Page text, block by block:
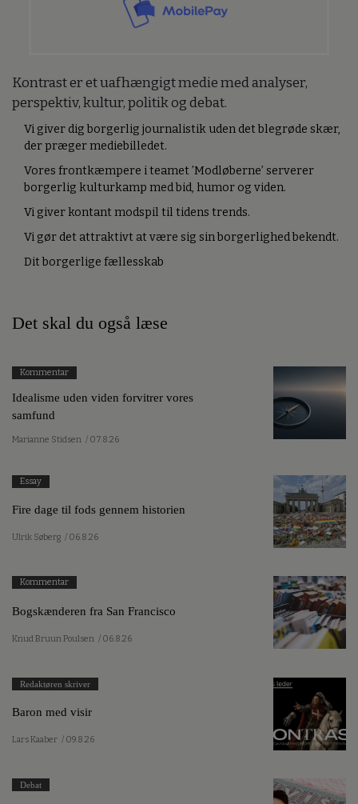
Kontrast er et uafhængigt medie med analyser,
perspektiv, kultur, politik og debat.
Vi giver dig borgerlig journalistik uden det blegrøde skær,
der præger mediebilledet.
Vores frontkæmpere i teamet ’Modløberne’ serverer
borgerlig kulturkamp med bid, humor og viden.
Vi giver kontant modspil til tidens trends.
Vi gør det attraktivt at være sig sin borgerlighed bekendt.
Dit borgerlige fællesskab
Det skal du også læse
Kommentar
Idealisme uden viden forvitrer vores
samfund
Marianne Stidsen / 07.8.26
Essay
Fire dage til fods gennem historien
Ulrik Søberg / 06.8.26
Kommentar
Bogskænderen fra San Francisco
Knud Bruun Poulsen / 06.8.26
Redaktøren skriver
Baron med visir
Lars Kaaber / 09.8.26
Debat